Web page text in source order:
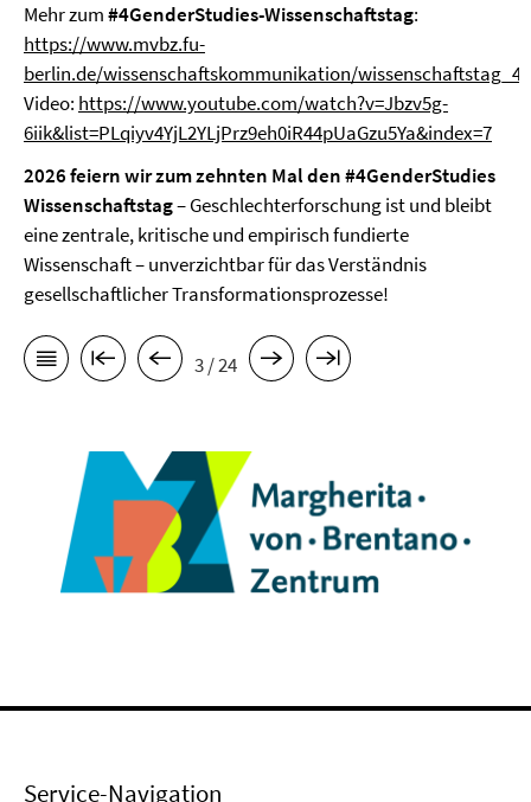
Mehr zum#4GenderStudies-Wissenschaftstag:
https://www.mvbz.fu-
berlin.de/wissenschaftskommunikation/
Video: https://www.youtube.com/watch?v=Jbzv5g-
6iik&list=PLqiyv4YjL2YLjPrz9eh0iR44pUaGzu5Ya&index=7
2026 feiern wir zum zehnten Mal den #4GenderStudies
Wissenschaftstag– Geschlechterforschung ist und bleibt
eine zentrale, kritische und empirisch fundierte
Wissenschaft – unverzichtbar für das Verständnis
gesellschaftlicher Transformationsprozesse!
3 / 24
Service-Navigation